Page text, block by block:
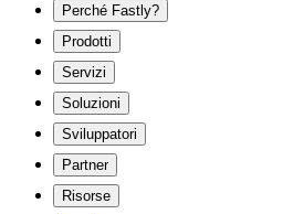
Perché Fastly?
Prodotti
Servizi
Soluzioni
Sviluppatori
Partner
Risorse